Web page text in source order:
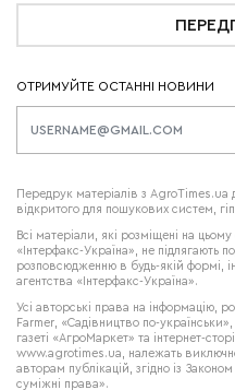
ОТРИМУЙТЕ ОСТАННІ НОВИНИ
Передрук матеріалів з
відкритого для пошукових систем,
Всі матеріали, які розміщені на
«Інтерфакс-Україна», не підлягають
розповсюдженню в будь-якій формі,
агентства «Інтерфакс-Україна».
Усі авторські права на інформацію,
Farmer, «Садівництво по-
газеті «АгроМаркет» та інтернет-
www.agrotimes.ua, належать
авторам публікацій, згідно із
суміжні права».